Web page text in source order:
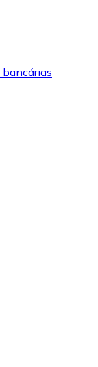
bancárias